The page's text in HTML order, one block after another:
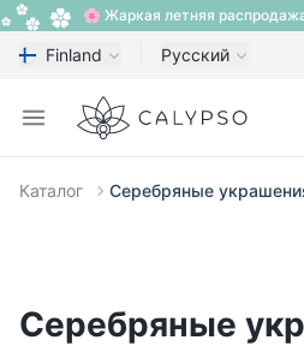
🌸 Жаркая летняя
Finland Русский
Open menu
Calypso
Каталог Серебряные
Серебряные